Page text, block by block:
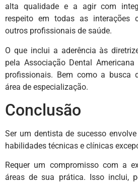
alta qualidade e a agir com
respeito em todas as interações
outros profissionais de saúde.
O que inclui a aderência às
pela Associação Dental
profissionais. Bem como a busca
área de especialização.
Conclusão
Ser um dentista de sucesso
habilidades técnicas e clínicas
Requer um compromisso com a
áreas de sua prática. Isso inclui,